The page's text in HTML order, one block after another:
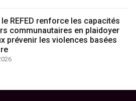
REFED renforce les capacités
communautaires en plaidoyer
prévenir les violences basées